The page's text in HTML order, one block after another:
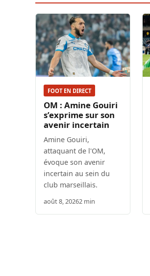
FOOT EN DIRECT
OM : Amine Gouiri
s’exprime sur son
avenir incertain
Amine Gouiri,
attaquant de l'OM,
évoque son avenir
incertain au sein du
club marseillais.
août 8, 20262 min